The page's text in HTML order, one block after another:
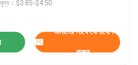
মূল্য：$3.85-$4.50
আমাদের সাথে যোগাযোগ
করুন